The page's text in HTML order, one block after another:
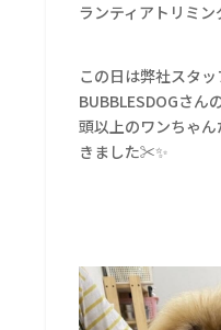
ランティアトリミン
この日は弊社スタッ
BUBBLESDOGさん
頭以上のワンちゃ
きました✂️✨